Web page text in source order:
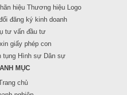
hiệu Thương hiệu Logo
đăng ký kinh doanh
tư vấn đầu tư
giấy phép con
tụng Hình sự Dân sự
MỤC
chủ